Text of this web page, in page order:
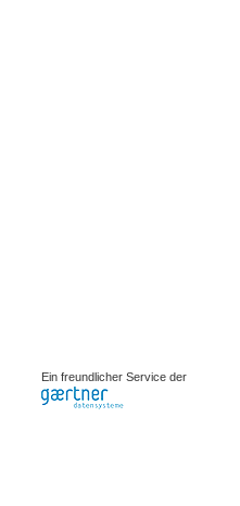
Ein freundlicher Service der